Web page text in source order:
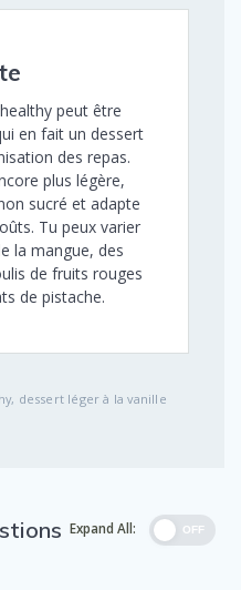
peut être
en fait un dessert
des repas.
plus légère,
sucré et adapte
Tu peux varier
la mangue, des
de fruits rouges
de pistache.
dessert léger à la vanille
Expand All: OFF